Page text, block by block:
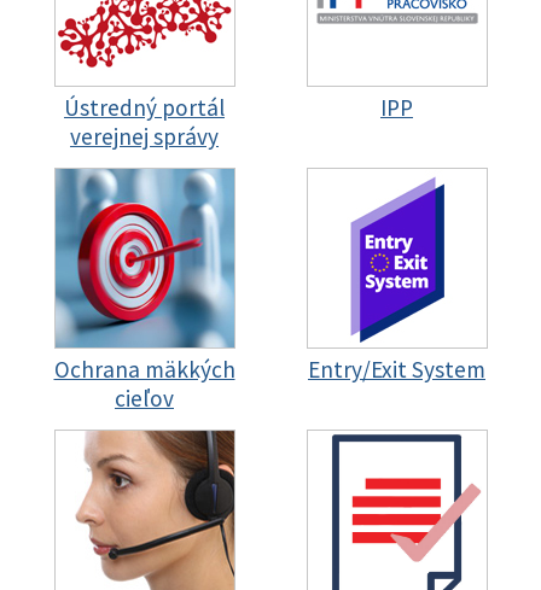
Ústredný portál
verejnej správy
IPP
Ochrana mäkkých
cieľov
Entry/Exit System